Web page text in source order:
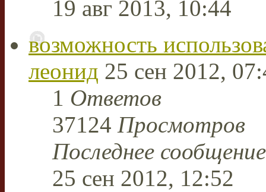
19 авг 2013, 10:44
возможность
леонид 25 сен 2012,
1 Ответов
37124 Просмотров
Последнее
25 сен 2012, 12:52